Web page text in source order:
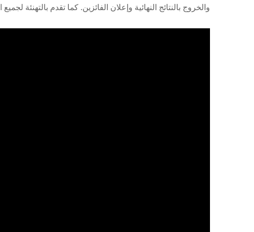
والخروج بالنتائج النهائية وإعلان الفائزين. كما تقدم بالتهنئة